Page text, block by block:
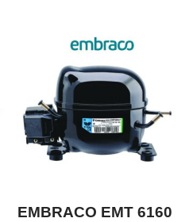
EMBRACO EMT 6160